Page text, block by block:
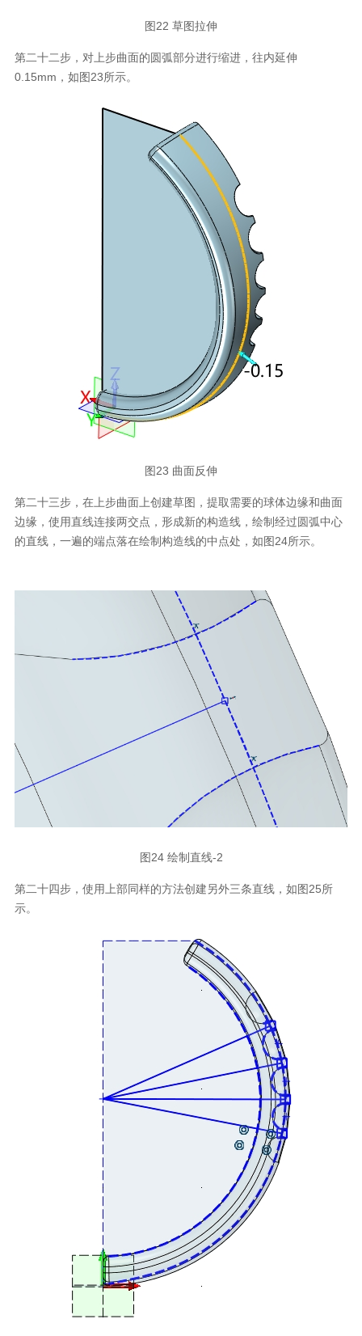
图22 草图拉伸
第二十二步，对上步曲面的圆弧部分进行缩进，往内延伸
0.15mm，如图23所示。
图23 曲面反伸
第二十三步，在上步曲面上创建草图，提取需要的球体边缘和曲面
边缘，使用直线连接两交点，形成新的构造线，绘制经过圆弧中心
的直线，一遍的端点落在绘制构造线的中点处，如图24所示。
图24 绘制直线-2
第二十四步，使用上部同样的方法创建另外三条直线，如图25所
示。